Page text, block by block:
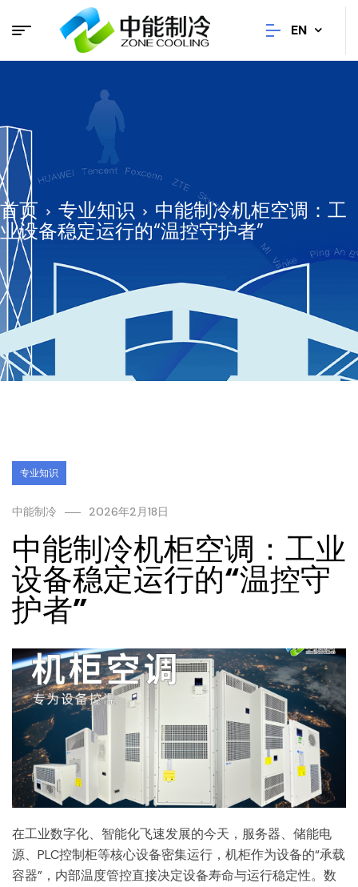
EN
首页 专业知识
中能制冷机柜空调：工
业设备稳定运行的“温控守护者”
专业知识
中能制冷 2026年2月18日
中能制冷机柜空调：工业
设备稳定运行的“温控守
护者”
在工业数字化、智能化飞速发展的今天，服务器、储能电
源、PLC控制柜等核心设备密集运行，机柜作为设备的“承载
容器”，内部温度管控直接决定设备寿命与运行稳定性。数